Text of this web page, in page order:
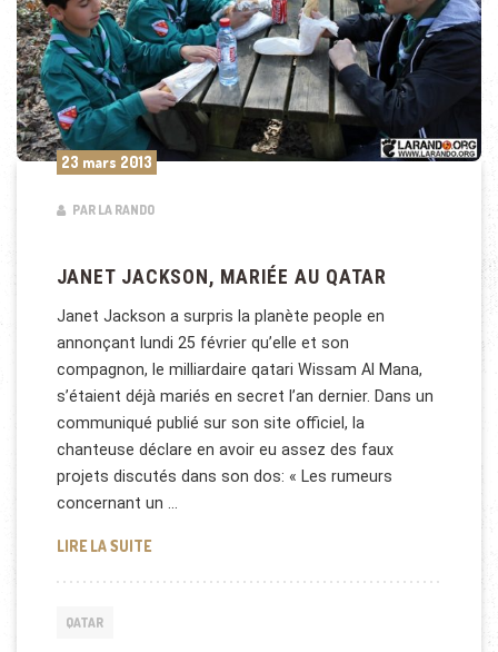
23 mars 2013
PAR LA RANDO
JANET JACKSON, MARIÉE AU QATAR
Janet Jackson a surpris la planète people en
annonçant lundi 25 février qu’elle et son
compagnon, le milliardaire qatari Wissam Al Mana,
s’étaient déjà mariés en secret l’an dernier. Dans un
communiqué publié sur son site officiel, la
chanteuse déclare en avoir eu assez des faux
projets discutés dans son dos: « Les rumeurs
concernant un …
LIRE LA SUITEJANET JACKSON, MARIÉE AU QATAR
QATAR